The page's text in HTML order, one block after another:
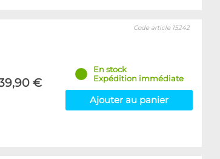
€
Code article 15242
En stock
Expédition immédiate
Ajouter au panier